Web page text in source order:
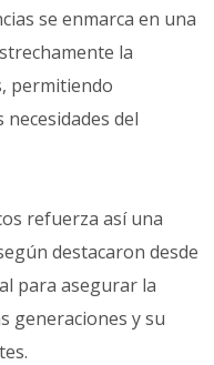
se enmarca en una
la
permitiendo
del
refuerza así una
destacaron desde
para asegurar la
generaciones y su